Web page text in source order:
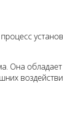
Она